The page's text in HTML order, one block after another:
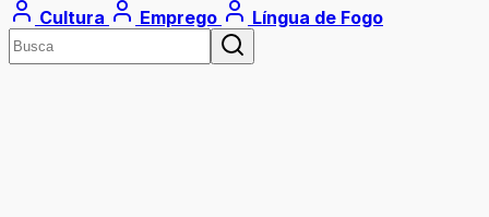
Cultura
Emprego Língua de Fogo